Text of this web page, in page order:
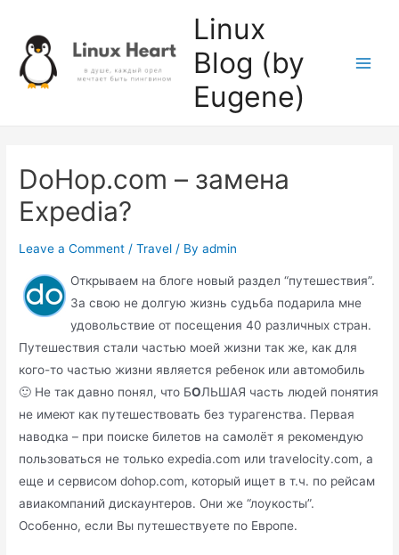
content
Linux
Blog (by
Eugene)
DoHop.com – замена
Expedia?
Leave a Comment /Travel / Byadmin
Открываем на блоге новый раздел “путешествия”.
За свою не долгую жизнь судьба подарила мне
удовольствие от посещения 40 различных стран.
Путешествия стали частью моей жизни так же, как для
кого-то частью жизни является ребенок или автомобиль
🙂 Не так давно понял, что БОЛЬШАЯ часть людей понятия
не имеют как путешествовать без турагенства. Первая
наводка – при поиске билетов на самолёт я рекомендую
пользоваться не только expedia.com или travelocity.com, а
еще и сервисом dohop.com, который ищет в т.ч. по рейсам
авиакомпаний дискаунтеров. Они же “лоукосты”.
Особенно, если Вы путешествуете по Европе.